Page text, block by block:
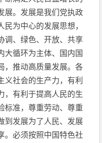
展。发展是我们党执政
为中心的发展思想，
调、绿色、开放、共享
大循环为主体、国内国
，推动高质量发展。各
义社会的生产力，有利
，有利于提高人民的生
标准，尊重劳动、尊重
到发展为了人民、发展
。必须按照中国特色社